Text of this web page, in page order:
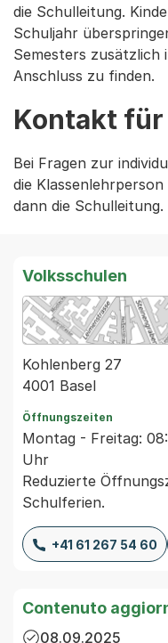
die Schulleitung.
Schuljahr
Semesters zusätzlich
Anschluss zu finden.
Kontakt für
Bei Fragen zur
die
dann die Schulleitung.
Volksschulen
Kohlenberg 27
4001 Basel
Öffnungszeiten
Montag - Freitag:
Uhr
Reduzierte
Schulferien.
+41 61 267 54 60
Contenuto
08.09.2025